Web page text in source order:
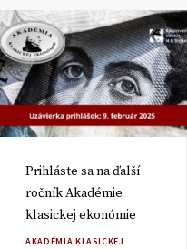
Prihláste sa na ďalší
ročník Akadémie
klasickej ekonómie
AKADÉMIA KLASICKEJ